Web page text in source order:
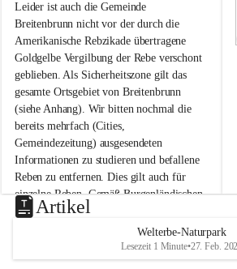
i
t
e
n
b
r
u
n
n
a
m
N
e
u
s
d
Leider ist auch die Gemeinde
Breitenbrunn nicht vor der durch die
Amerikanische Rebzikade übertragene
Goldgelbe Vergilbung der Rebe verschont
geblieben. Als Sicherheitszone gilt das
gesamte Ortsgebiet von Breitenbrunn
(siehe Anhang). Wir bitten nochmal die
bereits mehrfach (Cities,
Gemeindezeitung) ausgesendeten
Informationen zu studieren und befallene
Reben zu entfernen. Dies gilt auch für
einzelne Reben. Gemäß Burgenländischen
Weinbaugesetz sind nicht gepflegte oder
unzulässige Weingärten zu roden! Bitte
helfen wir zusammen um unsere Winzer
vor den prognostizierten Ernteausfällen
Artikel
Welterbe-Naturpark
Lesezeit 1 Minute•27. Feb.